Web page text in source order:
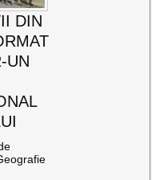
DIN
UN